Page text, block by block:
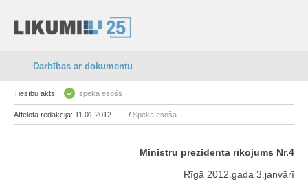
Darbības ar dokumentu
Tiesību akts: spēkā esošs
Attēlotā redakcija: 11.01.2012. - ... / Spēkā esošā
Ministru prezidenta rīkojums Nr.4
Rīgā 2012.gada 3.janvārī